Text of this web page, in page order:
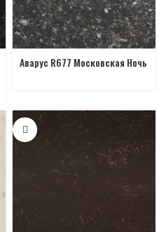
Аварус R677 Московская Ночь